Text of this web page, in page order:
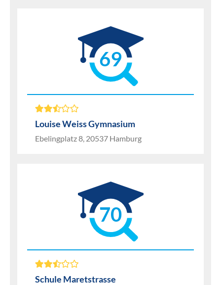
69
Louise Weiss Gymnasium
Ebelingplatz 8, 20537 Hamburg
70
Schule Maretstrasse